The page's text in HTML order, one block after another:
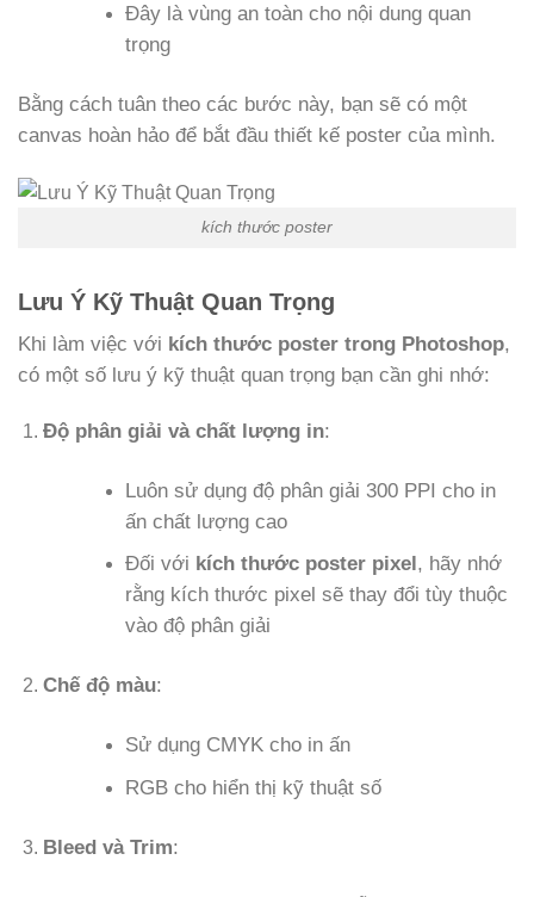
Đây là vùng an toàn cho nội dung quan
trọng
Bằng cách tuân theo các bước này, bạn sẽ có một
canvas hoàn hảo để bắt đầu thiết kế poster của mình.
kích thước poster
Lưu Ý Kỹ Thuật Quan Trọng
Khi làm việc với kích thước poster trong Photoshop,
có một số lưu ý kỹ thuật quan trọng bạn cần ghi nhớ:
Độ phân giải và chất lượng in:
Luôn sử dụng độ phân giải 300 PPI cho in
ấn chất lượng cao
Đối với kích thước poster pixel, hãy nhớ
rằng kích thước pixel sẽ thay đổi tùy thuộc
vào độ phân giải
Chế độ màu:
Sử dụng CMYK cho in ấn
RGB cho hiển thị kỹ thuật số
Bleed và Trim: